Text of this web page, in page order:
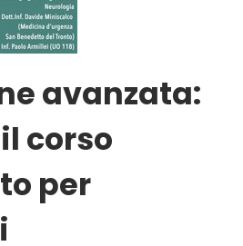
avanzata:
corso
per